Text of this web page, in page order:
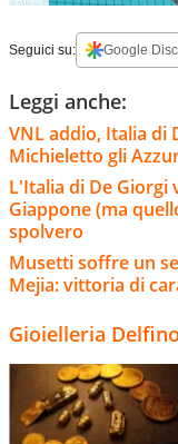
Seguici su: Google
Leggi anche:
VNL addio, Italia di
Michieletto gli
L'Italia di De Giorgi
Giappone (ma
spolvero
Musetti soffre un
Mejia: vittoria di
Gioielleria Delfino